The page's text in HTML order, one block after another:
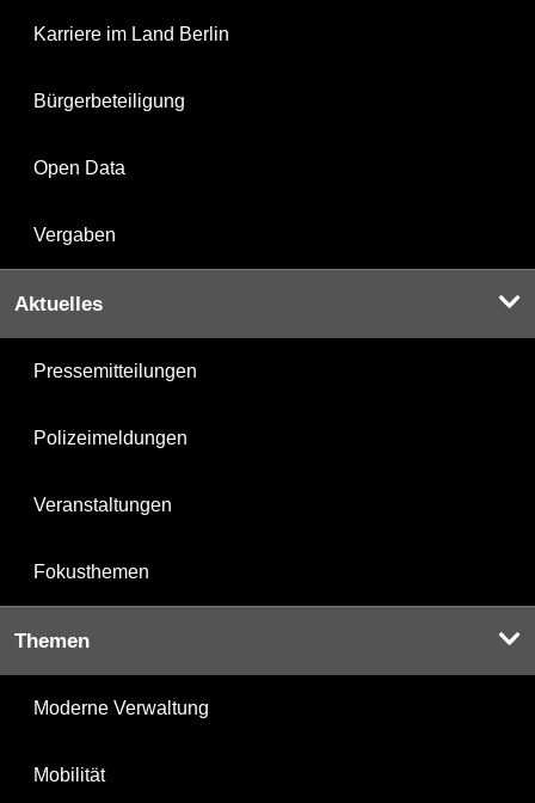
Karriere im Land Berlin
Bürgerbeteiligung
Open Data
Vergaben
Aktuelles
Pressemitteilungen
Polizeimeldungen
Veranstaltungen
Fokusthemen
Themen
Moderne Verwaltung
Mobilität